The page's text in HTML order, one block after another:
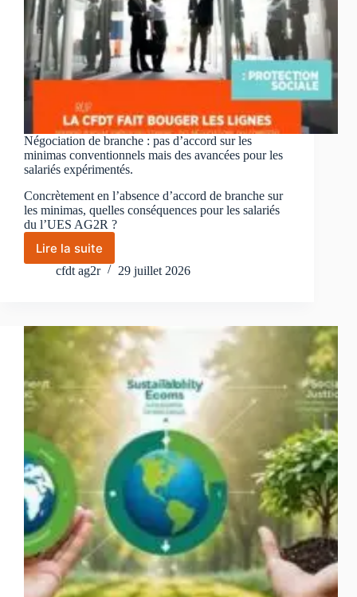
Négociation de branche : pas d’accord sur les
minimas conventionnels mais des avancées pour les
salariés expérimentés.
Concrètement en l’absence d’accord de branche sur
les minimas, quelles conséquences pour les salariés
du l’UES AG2R ?
Lire la suite
Négociation
de
d’accord
sur
minimas
conventionnels
mais
avancées
les
salariés
expérimentés.
cfdt ag2r 29 juillet 2026